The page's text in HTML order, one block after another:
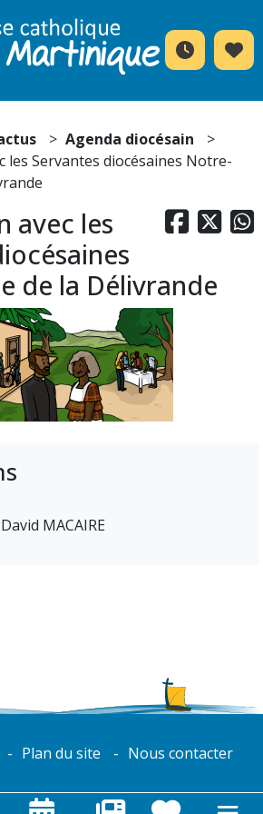
Agenda diocésain
les Servantes diocésaines Notre-
  
avec les
de la Délivrande
MACAIRE
Plan du site Nous contacter